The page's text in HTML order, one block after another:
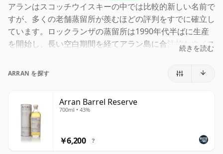
アランはスコッチウイスキーの中では比較的新しい名前で
すが、多くの老舗蒸留所が羨むほどの評判をすでに確立し
ています。ロックランザの蒸留所は1990年代半ばに生産
を開始し、長い空白期間を経てアラン島に合法的なウイス
酒は最も賞賛される現代のアイランドモルトの一つへと成
ハウススタイルは典型的にフレッシュでフルーティー、そ
して親しみやすく、果樹園の果実、柑橘類、バニラ、穏や
かなスパイスの香味を基調としています。その透明感と明
るさがアランに忠実なファンを獲得する助けとなり、熟成
続きを読む
ARRAN を探す
Arran Barrel Reserve
700ml • 43%
￥6,200 ?